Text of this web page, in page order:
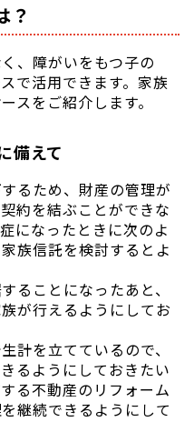
？
、障がいをもつ子の
で活用できます。家族
スをご紹介します。
備えて
るため、財産の管理が
約を結ぶことができな
になったときに次のよ
族信託を検討するとよ
ることになったあと、
が行えるようにしてお
計を立てているので、
るようにしておきたい
る不動産のリフォーム
継続できるようにして